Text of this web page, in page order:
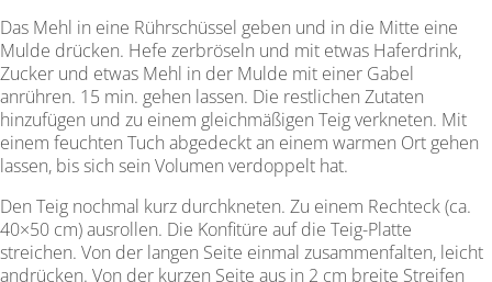
Das Mehl in eine Rührschüssel geben und in die Mitte eine
Mulde drücken. Hefe zerbröseln und mit etwas Haferdrink,
Zucker und etwas Mehl in der Mulde mit einer Gabel
anrühren. 15 min. gehen lassen. Die restlichen Zutaten
hinzufügen und zu einem gleichmäßigen Teig verkneten. Mit
einem feuchten Tuch abgedeckt an einem warmen Ort gehen
lassen, bis sich sein Volumen verdoppelt hat.
Den Teig nochmal kurz durchkneten. Zu einem Rechteck (ca.
40×50 cm) ausrollen. Die Konfitüre auf die Teig-Platte
streichen. Von der langen Seite einmal zusammenfalten, leicht
andrücken. Von der kurzen Seite aus in 2 cm breite Streifen